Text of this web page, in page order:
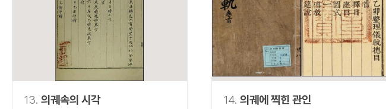
13. 의궤속의 시각 14. 의궤에 찍힌 관인